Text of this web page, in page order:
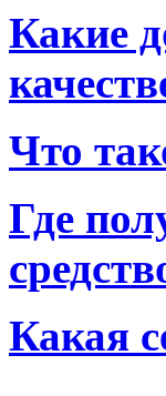
Какие
Что
Где
Какая